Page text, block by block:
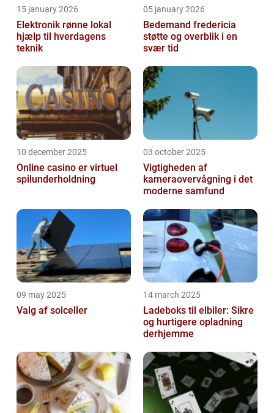
15 january 2026
Elektronik rønne lokal
hjælp til hverdagens
teknik
05 january 2026
Bedemand fredericia
støtte og overblik i en
svær tid
10 december 2025
Online casino er virtuel
spilunderholdning
03 october 2025
Vigtigheden af
kameraovervågning i det
moderne samfund
09 may 2025
Valg af solceller
14 march 2025
Ladeboks til elbiler: Sikre
og hurtigere opladning
derhjemme